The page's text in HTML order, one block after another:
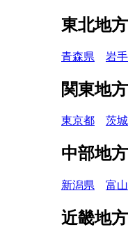
東北地方
青森県 岩
関東地方
東京都 茨
中部地方
新潟県 富
近畿地方